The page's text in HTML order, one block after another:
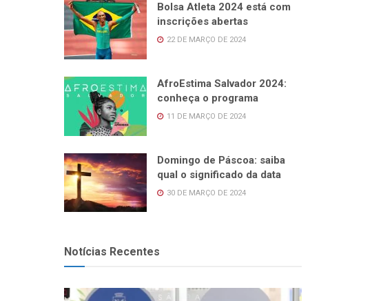
Bolsa Atleta 2024 está com
inscrições abertas
22 DE MARÇO DE 2024
AfroEstima Salvador 2024:
conheça o programa
11 DE MARÇO DE 2024
Domingo de Páscoa: saiba
qual o significado da data
30 DE MARÇO DE 2024
Notícias Recentes